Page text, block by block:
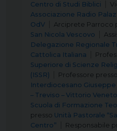
Centro di Studi Biblici
Associazione Radio
OdV
Arciprete Parroco
San Nicola Vescovo
Delegazione Regionale
Cattolica Italiana
Superiore di Scienze
(ISSR)
Professore presso
Interdiocesano
– Treviso – Vittorio Veneto
Scuola di Formazione
presso Unità Pastorale
Centro”
Responsabile